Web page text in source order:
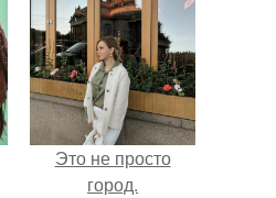
Это не просто
город.